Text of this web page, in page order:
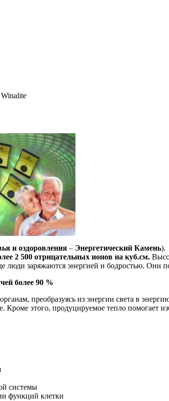
и оздоровления – Энергетический Камень).
2 500 отрицательных ионов на куб.см.
люди заряжаются энергией и бодростью.
более 90 %
преобразуясь из энергии света в
Кроме этого, продуцируемое тепло помогает
системы
функций клетки